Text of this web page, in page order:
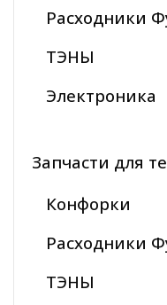
Расходники
ТЭНЫ
Электроника
Запчасти для
Конфорки
Расходники
ТЭНЫ